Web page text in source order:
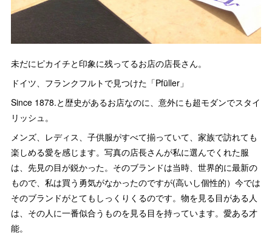
未だにピカイチと印象に残ってるお店の店長さん。
ドイツ、フランクフルトで見つけた「Pfüller」
Since 1878.と歴史があるお店なのに、意外にも超モダンでスタイ
リッシュ。
メンズ、レディス、子供服がすべて揃っていて、家族で訪れても
楽しめる愛を感じます。写真の店長さんが私に選んでくれた服
は、先見の目が鋭かった。そのブランドは当時、世界的に最新の
もので、私は買う勇気がなかったのですが(高いし個性的）今では
そのブランドがとてもしっくりくるのです。物を見る目がある人
は、その人に一番似合うものを見る目を持っています。愛ある才
能。